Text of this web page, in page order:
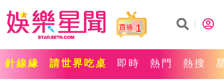
1
針線緣 請世界吃桌 即時 熱門 熱搜